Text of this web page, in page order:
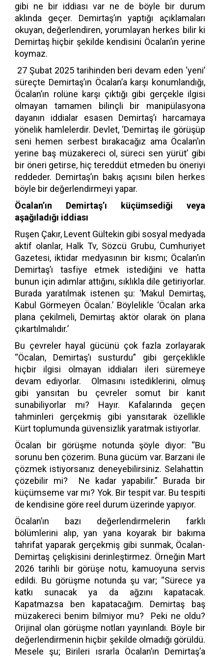
gibi ne bir iddiası var ne de böyle bir durum
aklında geçer. Demirtaş’ın yaptığı açıklamaları
okuyan, değerlendiren, yorumlayan herkes bilir ki
Demirtaş hiçbir şekilde kendisini Öcalan’ın yerine
koymaz.
27 Şubat 2025 tarihinden beri devam eden ‘yeni’
süreçte Demirtaş’ın Öcalan’a karşı konumlandığı,
Öcalan’ın rolüne karşı çıktığı gibi gerçekle ilgisi
olmayan tamamen bilinçli bir manipülasyona
dayanın iddialar esasen Demirtaş’ı harcamaya
yönelik hamlelerdir. Devlet, ‘Demirtaş ile görüşüp
seni hemen serbest bırakacağız ama Öcalan’ın
yerine baş müzakereci ol, süreci sen yürüt’ gibi
bir öneri getirse, hiç tereddüt etmeden bu öneriyi
reddeder. Demirtaş’ın bakış açısını bilen herkes
böyle bir değerlendirmeyi yapar.
Öcalan’ın Demirtaş’ı küçümsediği veya
aşağıladığı iddiası
Ruşen Çakır, Levent Gültekin gibi sosyal medyada
aktif olanlar, Halk Tv, Sözcü Grubu, Cumhuriyet
Gazetesi, iktidar medyasının bir kısmı; Öcalan’ın
Demirtaş’ı tasfiye etmek istediğini ve hatta
bunun için adımlar attığını, sıklıkla dile getiriyorlar.
Burada yaratılmak istenen şu: ‘Makul Demirtaş,
Kabul Görmeyen Öcalan.’ Böylelikle ‘Öcalan arka
plana çekilmeli, Demirtaş aktör olarak ön plana
çıkartılmalıdır.’
Bu çevreler hayal gücünü çok fazla zorlayarak
“Öcalan, Demirtaş’ı susturdu” gibi gerçeklikle
hiçbir ilgisi olmayan iddiaları ileri süremeye
devam ediyorlar. Olmasını istediklerini, olmuş
gibi yansıtan bu çevreler somut bir kanıt
sunabiliyorlar mı? Hayır. Kafalarında geçen
tahminleri gerçekmiş gibi yansıtarak özellikle
Kürt toplumunda güvensizlik yaratmak istiyorlar.
Öcalan bir görüşme notunda şöyle diyor: “Bu
sorunu ben çözerim. Buna gücüm var. Barzani ile
çözmek istiyorsanız deneyebilirsiniz. Selahattin
çözebilir mi? Ne kadar yapabilir.” Burada bir
küçümseme var mı? Yok. Bir tespit var. Bu tespiti
de kendisine göre reel durum üzerinde yapıyor.
Öcalan’ın bazı değerlendirmelerin farklı
bölümlerini alıp, yan yana koyarak bir bakıma
tahrifat yaparak gerçekmiş gibi sunmak, Öcalan-
Demirtaş çelişkisini derinleştirmez. Örneğin Mart
2026 tarihli bir görüşe notu, kamuoyuna servis
edildi. Bu görüşme notunda şu var; “Sürece ya
katkı sunacak ya da ağzını kapatacak.
Kapatmazsa ben kapatacağım. Demirtaş baş
müzakereci benim bilmiyor mu? Peki ne oldu?
Orijinal olan görüşme notları yayınlandı. Böyle bir
değerlendirmenin hiçbir şekilde olmadığı görüldü.
Mesele şu; Birileri ısrarla Öcalan’ın Demirtaş’a